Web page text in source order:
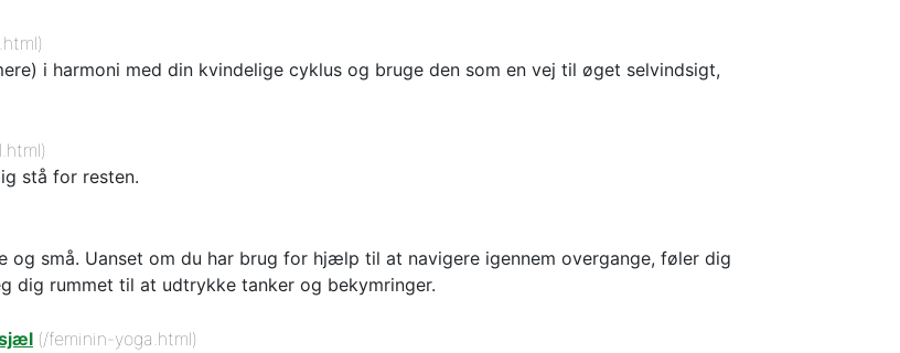
i harmoni med din kvindelige cyklus og bruge den som en vej til øget selvindsigt,
stå for resten.
og små. Uanset om du har brug for hjælp til at navigere igennem overgange, føler dig
dig rummet til at udtrykke tanker og bekymringer.
(/feminin-yoga.html)